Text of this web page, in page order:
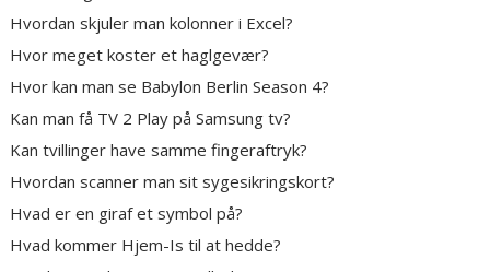
Hvordan skjuler man kolonner i Excel?
Hvor meget koster et haglgevær?
Hvor kan man se Babylon Berlin Season 4?
Kan man få TV 2 Play på Samsung tv?
Kan tvillinger have samme fingeraftryk?
Hvordan scanner man sit sygesikringskort?
Hvad er en giraf et symbol på?
Hvad kommer Hjem-Is til at hedde?